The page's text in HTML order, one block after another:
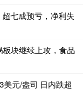
七成预亏，净利失
块继续上攻，食品
元/盎司 日内跌超